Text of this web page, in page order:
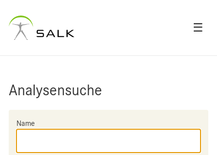
☰
Analysensuche
Name